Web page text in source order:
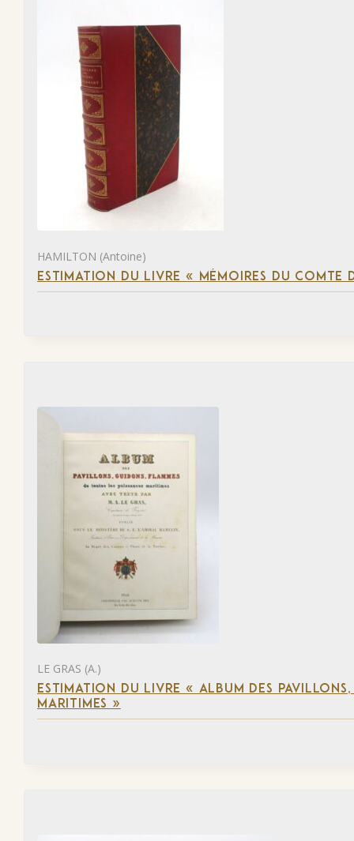
HAMILTON (Antoine)
ESTIMATION DU LIVRE « MÉMOIRES DU COMTE
LE GRAS (A.)
ESTIMATION DU LIVRE « ALBUM DES
MARITIMES »